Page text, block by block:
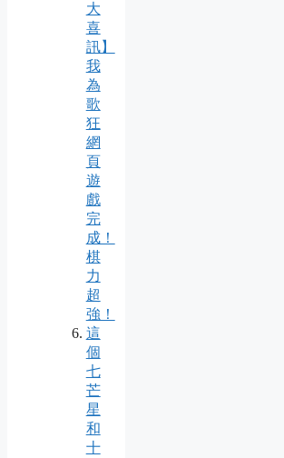
大
喜
訊】
我
為
歌
狂
網
頁
遊
戲
完
成！
棋
力
超
強！
這
個
七
芒
星
和
十